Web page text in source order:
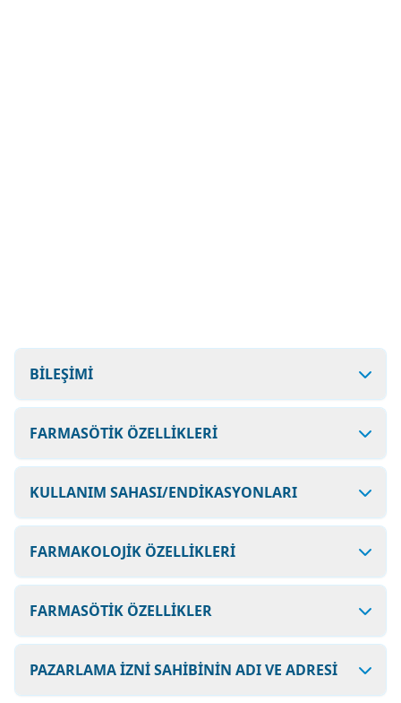
BİLEŞİMİ
FARMASÖTİK ÖZELLİKLERİ
KULLANIM SAHASI/ENDİKASYONLARI
FARMAKOLOJİK ÖZELLİKLERİ
FARMASÖTİK ÖZELLİKLER
PAZARLAMA İZNİ SAHİBİNİN ADI VE ADRESİ